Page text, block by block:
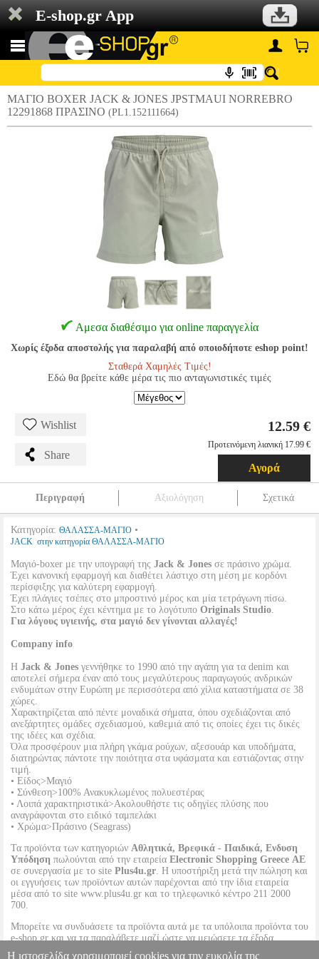
E-shop.gr App
ΜΑΓΙΟ BOXER JACK & JONES JPSTMAUI NORREBRO
12291868 ΠΡΑΣΙΝΟ (PL1.152111664)
Αμεσα διαθέσιμο για online παραγγελία
Χωρίς έξοδα αποστολής για παραλαβή από οποιοδήποτε eshop point!
Σταθερά Χαμηλές Τιμές!
Εδώ θα βρείτε κάθε μέρα τις πιο ανταγωνιστικές τιμές
Wishlist
Share
12.59 €
Προτεινόμενη λιανική 17.99 €
Αγορά
Περιγραφή Αξιολόγηση Σχετικά
Κατηγορία: ΘΑΛΑΣΣΑ-ΜΑΓΙΟ •
JACK στην κατηγορία ΘΑΛΑΣΣΑ-ΜΑΓΙΟ
Μαγιό-boxer με την υπογραφή της Jack & Jones σε πράσινο χρώμα.
Έχει κανονική εφαρμογή και διαθέτει λάστιχο στη μέση με κορδόνι
περίσφιξης για καλύτερη εφαρμογή.
Έχει πλάγιες τσέπες στο μπροστινό μέρος και μία τετράγωνη πίσω.
Στο κάτω μέρος έχει κέντημα με το λογότυπο Originals Studio.
Για λόγους υγιεινής, στα μαγιό δεν γίνονται αλλαγές!
Company info
Η Jack & Jones γεννήθηκε το 1990 από την αγάπη για τα denim και
αποτελεί σήμερα έναν από τους μεγαλύτερους παραγωγούς ανδρικών
ενδυμάτων στην Ευρώπη με περισσότερα από χίλια καταστήματα σε 38
χώρες.
Χαρακτηρίζεται από πέντε μοναδικά σήματα, όπου σχεδιάζονται από
ανεξάρτητες ομάδες σχεδιασμού, καθεμιά από τις οποίες έχει τις δικές
της ιδέες και σχέδια.
Όλα προσφέρουν μια πλήρη γκάμα ρούχων, αξεσουάρ και υποδήματα,
διατηρώντας πάντοτε την ποιότητα στα υφάσματα και εστιάζοντας στην
τιμή.
• Είδος>Μαγιό
• Σύνθεση>100% Ανακυκλωμένος πολυεστέρας
• Λοιπά χαρακτηριστικά>Ακολουθήστε τις οδηγίες πλύσης που
αναγράφονται στο ειδικό ταμπελάκι
• Χρώμα>Πράσινο (Seagrass)
Τα προϊόντα των κατηγοριών Αθλητικά, Βρεφικά - Παιδικά, Ενδυση
Υπόδηση πωλούνται από την εταιρεία Electronic Shopping Greece ΑΕ
σε συνεργασία με το site Plus4u.gr. Η υποστήριξη μετά την πώληση και
οι εγγυήσεις των προϊόντων αυτών παρέχονται από την ίδια εταιρεία
μέσα από το site www.plus4u.gr και το τηλεφωνικό κέντρο 211 2000
700.
Μπορείτε να συνδυάσετε τα προϊόντα αυτά με τα υπόλοιπα προϊόντα του
e-shop.gr και να τα παραλάβετε μαζί ώστε να μειώσετε τα έξοδα
αποστολής. Μπορείτε επίσης να παραλάβετε από οποιοδήποτε eshop
Η ιστοσελίδα χρησιμοποιεί cookies για την ευκολία της